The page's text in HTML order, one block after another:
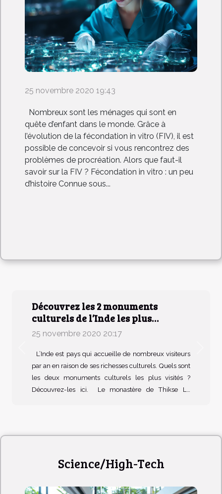
25 novembre 2020 19:43
Nombreux sont les ménages qui sont en
quête d’enfant dans le monde. Grâce à
l’évolution de la fécondation in vitro (FIV), il est
possible de concevoir si vous rencontrez des
problèmes de procréation. Alors que faut-il
savoir sur la FIV ? Fécondation in vitro : un peu
d’histoire Connue sous...
Découvrez les 2 monuments
culturels de l’Inde les plus
appréciés
25 novembre 2020 20:17
L’Inde est pays qui accueille de nombreux visiteurs
par an en raison de ses richesses culturels. Quels sont
les deux monuments culturels les plus visités ?
Découvrez-les ici. Le monastère de Thikse Le
monastères dans la zone, cependant si vous
culture, il est recommandé le Thikse situé dans la
vallée de l’Indus. Si ce monastère attire autant de
touristes, c’est à cause de son...
Previous
Science/High-Tech